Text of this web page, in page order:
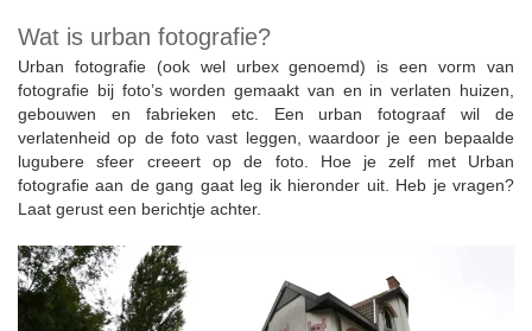
Wat is urban fotografie?
Urban fotografie (ook wel urbex genoemd) is een vorm van
fotografie bij foto’s worden gemaakt van en in verlaten huizen,
gebouwen en fabrieken etc. Een urban fotograaf wil de
verlatenheid op de foto vast leggen, waardoor je een bepaalde
lugubere sfeer creeert op de foto. Hoe je zelf met Urban
fotografie aan de gang gaat leg ik hieronder uit. Heb je vragen?
Laat gerust een berichtje achter.